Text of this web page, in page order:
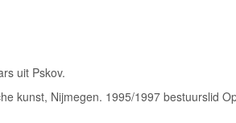
uit Pskov.
kunst, Nijmegen. 1995/1997 bestuurslid